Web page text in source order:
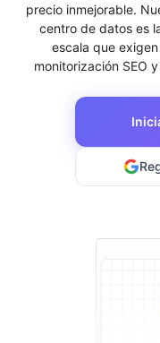
precio inmejorable.
centro de datos es
escala que
monitorización SEO